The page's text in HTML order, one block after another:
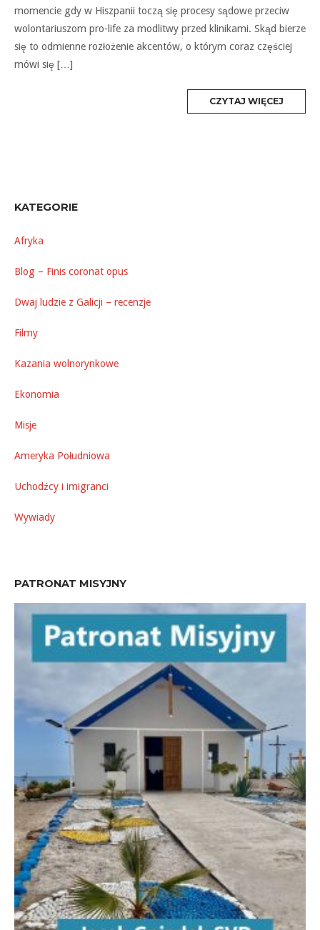
momencie gdy w Hiszpanii toczą się procesy sądowe przeciw
wolontariuszom pro-life za modlitwy przed klinikami. Skąd bierze
się to odmienne rozłożenie akcentów, o którym coraz częściej
mówi się […]
CZYTAJ WIĘCEJ
KATEGORIE
Afryka
Blog – Finis coronat opus
Dwaj ludzie z Galicji – recenzje
Filmy
Kazania wolnorynkowe
Ekonomia
Misje
Ameryka Południowa
Uchodźcy i imigranci
Wywiady
PATRONAT MISYJNY